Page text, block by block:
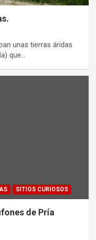
unas tierras áridas
que…
SITIOS CURIOSOS
de Pría